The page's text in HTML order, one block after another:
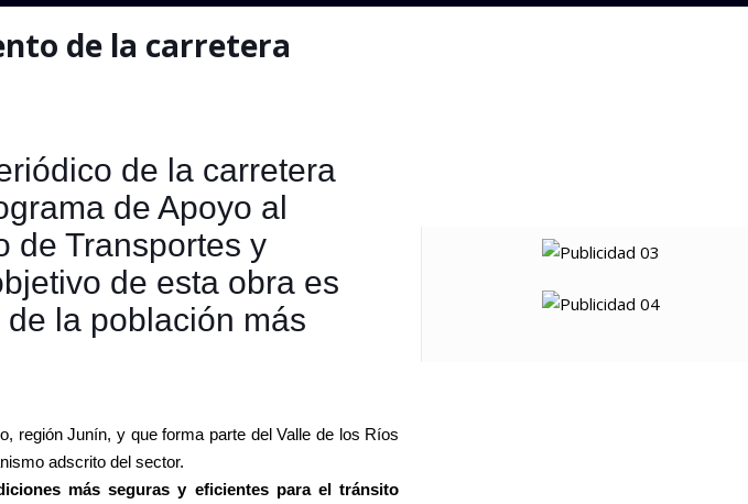
de la carretera
de la carretera
de Apoyo al
de Transportes y
de esta obra es
la población más
región Junín, y que forma parte del Valle de los Ríos
adscrito del sector.
más seguras y eficientes para el tránsito